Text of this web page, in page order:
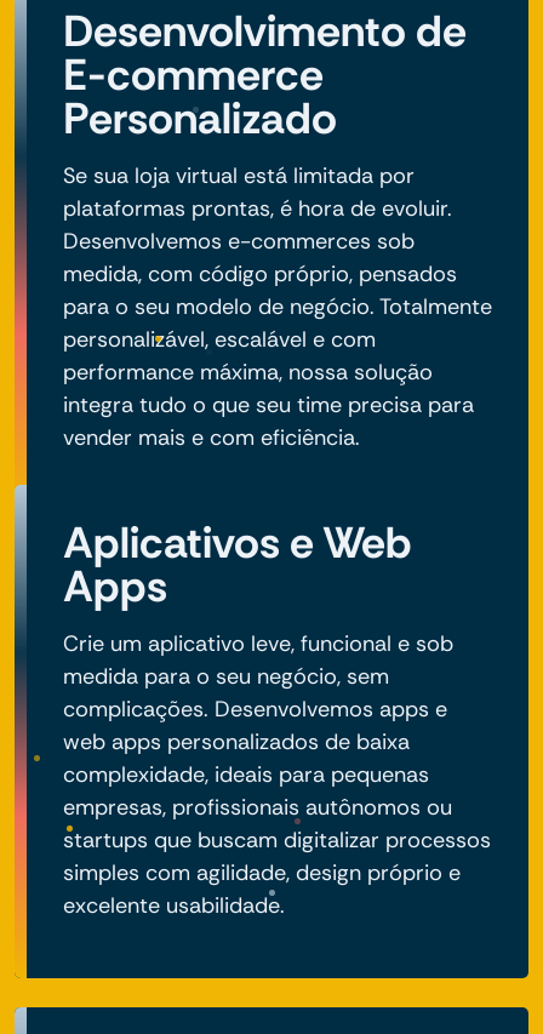
Desenvolvimento de
E-commerce
Personalizado
Se sua loja virtual está limitada por
plataformas prontas, é hora de evoluir.
Desenvolvemos e-commerces sob
medida, com código próprio, pensados
para o seu modelo de negócio. Totalmente
personalizável, escalável e com
performance máxima, nossa solução
integra tudo o que seu time precisa para
vender mais e com eficiência.
Aplicativos e Web
Apps
Crie um aplicativo leve, funcional e sob
medida para o seu negócio, sem
complicações. Desenvolvemos apps e
web apps personalizados de baixa
complexidade, ideais para pequenas
empresas, profissionais autônomos ou
startups que buscam digitalizar processos
simples com agilidade, design próprio e
excelente usabilidade.